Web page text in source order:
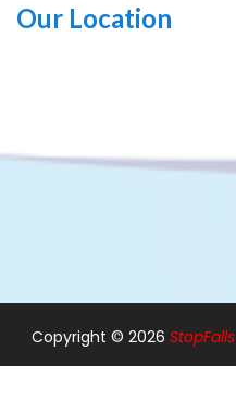
Our Location
Copyright © 2026 StopFalls